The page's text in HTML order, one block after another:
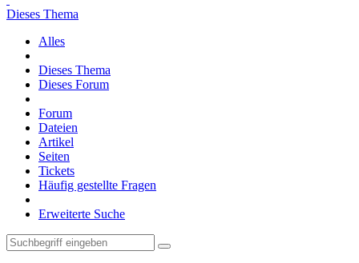
Dieses Thema
Alles
Dieses Thema
Dieses Forum
Forum
Dateien
Artikel
Seiten
Tickets
Häufig gestellte Fragen
Erweiterte Suche